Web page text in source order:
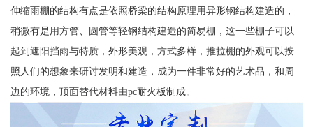
伸缩雨棚的结构有点是依照桥梁的结构原理用异形钢结构建造的，
稍微有是用方管、圆管等轻钢结构建造的简易棚，这一些棚子可以
起到遮阳挡雨与特质，外形美观，方式多样，推拉棚的外观可以按
照人们的想象来研讨发明和建造，成为一件非常好的艺术品，和周
边的环境，顶面替代材料由pc耐火板制成。